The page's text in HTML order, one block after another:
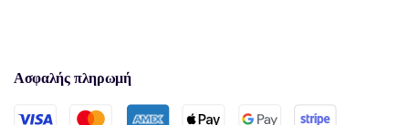
Ασφαλής πληρωμή